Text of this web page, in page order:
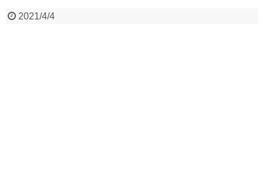
2021/4/4